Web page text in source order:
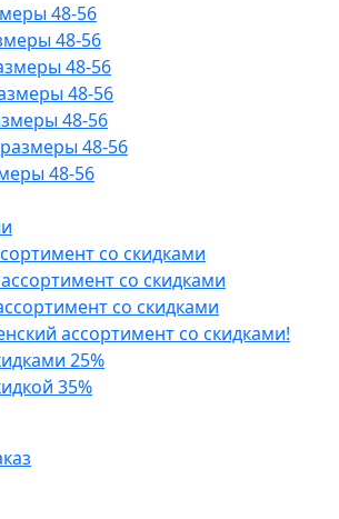
48-56
48-56
48-56
48-56
48-56
48-56
48-56
со скидками
со скидками
со скидками
ассортимент со скидками!
25%
35%